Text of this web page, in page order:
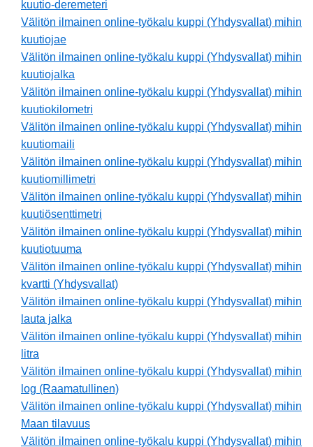
kuutio-deremeteri
Välitön ilmainen online-työkalu kuppi (Yhdysvallat) mihin
kuutiojae
Välitön ilmainen online-työkalu kuppi (Yhdysvallat) mihin
kuutiojalka
Välitön ilmainen online-työkalu kuppi (Yhdysvallat) mihin
kuutiokilometri
Välitön ilmainen online-työkalu kuppi (Yhdysvallat) mihin
kuutiomaili
Välitön ilmainen online-työkalu kuppi (Yhdysvallat) mihin
kuutiomillimetri
Välitön ilmainen online-työkalu kuppi (Yhdysvallat) mihin
kuutiösenttimetri
Välitön ilmainen online-työkalu kuppi (Yhdysvallat) mihin
kuutiotuuma
Välitön ilmainen online-työkalu kuppi (Yhdysvallat) mihin
kvartti (Yhdysvallat)
Välitön ilmainen online-työkalu kuppi (Yhdysvallat) mihin
lauta jalka
Välitön ilmainen online-työkalu kuppi (Yhdysvallat) mihin
litra
Välitön ilmainen online-työkalu kuppi (Yhdysvallat) mihin
log (Raamatullinen)
Välitön ilmainen online-työkalu kuppi (Yhdysvallat) mihin
Maan tilavuus
Välitön ilmainen online-työkalu kuppi (Yhdysvallat) mihin